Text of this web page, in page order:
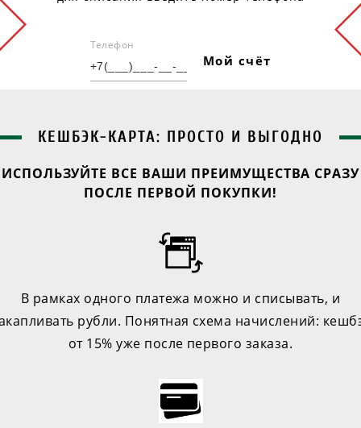
Телефон
Мой счёт
КЕШБЭК-КАРТА: ПРОСТО И ВЫГОДНО
ИСПОЛЬЗУЙТЕ ВСЕ ВАШИ ПРЕИМУЩЕСТВА СРАЗУ
ПОСЛЕ ПЕРВОЙ ПОКУПКИ!
В рамках одного платежа можно и списывать, и
рубли. Понятная схема начислений:
от 15% уже после первого заказа.